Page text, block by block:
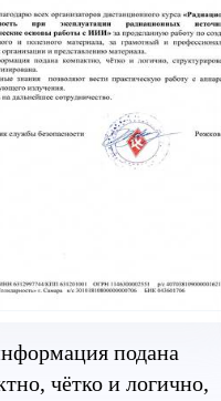
подана
чётко и логично,